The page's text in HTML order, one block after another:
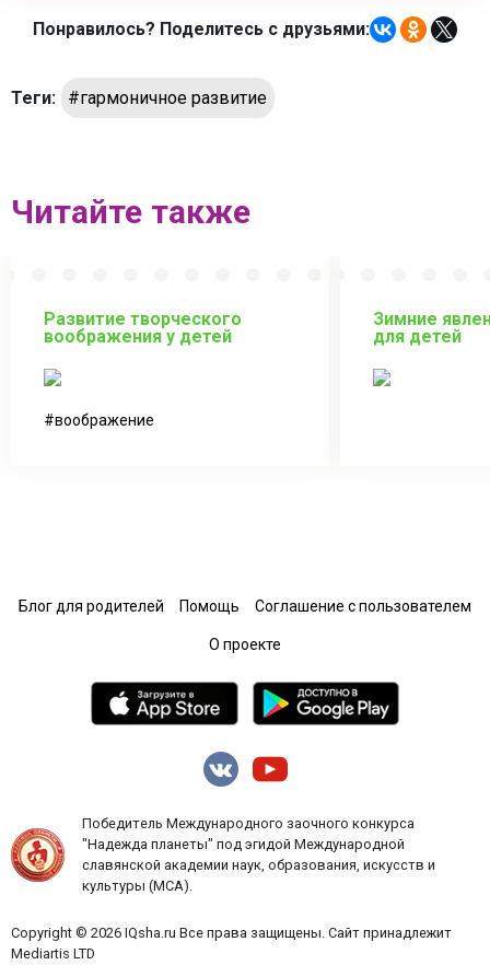
Понравилось? Поделитесь с друзьями:
Теги: #гармоничное развитие
Читайте также
Развитие творческого
воображения у детей
воображение
Зимние
для детей
Блог для родителей Помощь Соглашение с пользователем
О проекте
Copyright © 2026 IQsha.ru Все права защищены. Сайт принадлежит
Mediartis LTD
Победитель Международного заочного конкурса
"Надежда планеты" под эгидой Международной
славянской академии наук, образования, искусств и
культуры (МСА).